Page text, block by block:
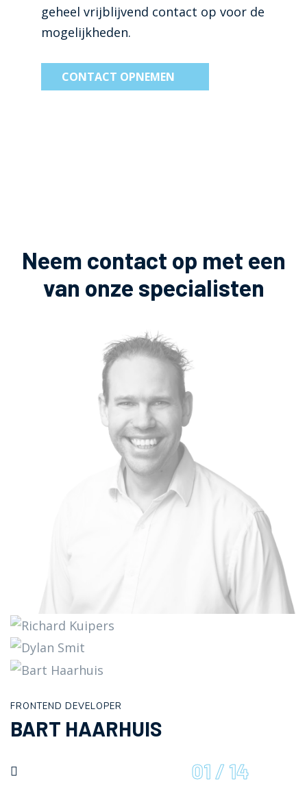
geheel vrijblijvend contact op voor de
mogelijkheden.
CONTACT OPNEMEN
Neem contact op met een
van onze specialisten
01 / 14
FRONTEND DEVELOPER
BART HAARHUIS